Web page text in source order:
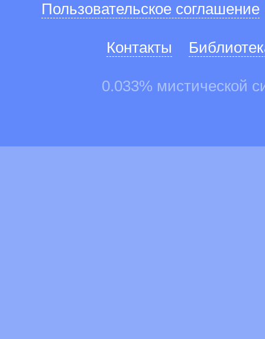
Пользовательское соглашение
Контакты
0.033% мистической